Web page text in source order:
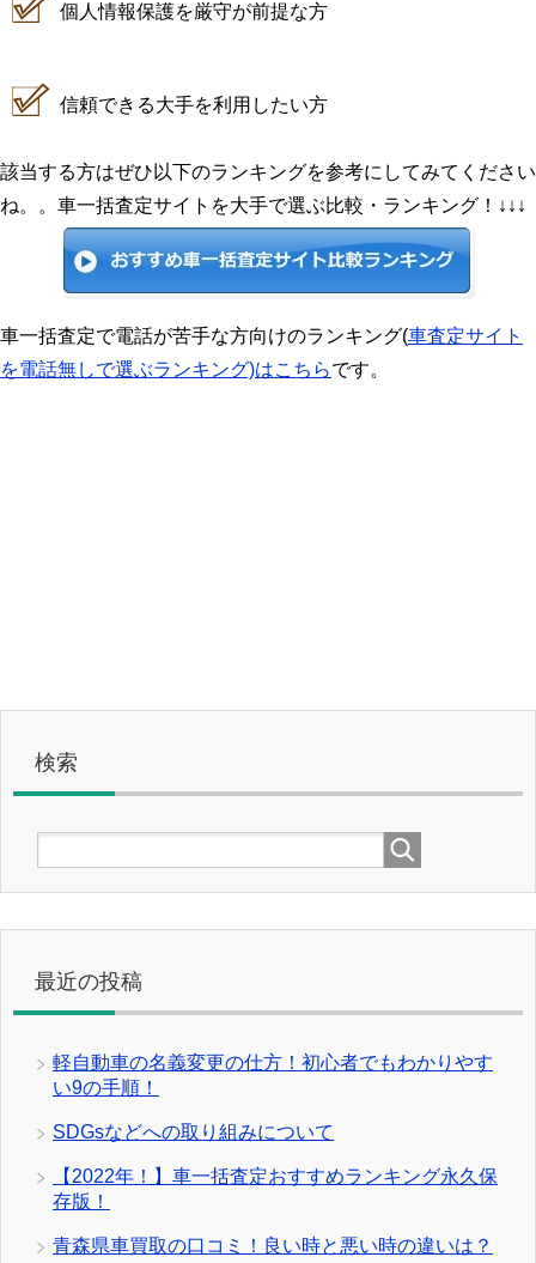
個人情報保護を厳守が前提な方
信頼できる大手を利用したい方
該当する方はぜひ以下のランキングを参考にしてみてください
ね。。車一括査定サイトを大手で選ぶ比較・ランキング！↓↓↓
車一括査定で電話が苦手な方向けのランキング(車査定サイト
を電話無しで選ぶランキング)はこちらです。
検索
最近の投稿
軽自動車の名義変更の仕方！初心者でもわかりやす
い9の手順！
SDGsなどへの取り組みについて
【2022年！】車一括査定おすすめランキング永久保
存版！
青森県車買取の口コミ！良い時と悪い時の違いは？